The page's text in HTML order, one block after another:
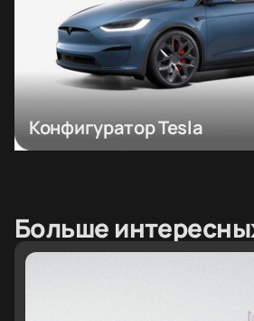
Конфигуратор Tesla
Больше